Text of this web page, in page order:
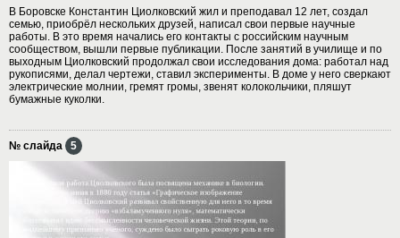
В Боровске Константин Циолковский жил и преподавал 12 лет, создал
семью, приобрёл нескольких друзей, написал свои первые научные
работы. В это время начались его контакты с российским научным
сообществом, вышли первые публикации. После занятий в училище и по
выходным Циолковский продолжал свои исследования дома: работал над
рукописями, делал чертежи, ставил эксперименты. В доме у него сверкают
электрические молнии, гремят громы, звенят колокольчики, пляшут
бумажные куколки.
№ слайда 5